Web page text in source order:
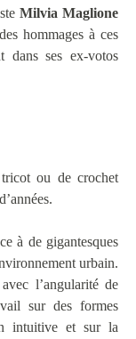
Milvia Maglione
hommages à ces
dans ses ex-votos
ou de crochet
à de gigantesques
urbain.
l’angularité de
sur des formes
intuitive et sur la